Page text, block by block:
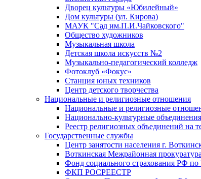
Дворец культуры «Юбилейный»
Дом культуры (ул. Кирова)
МАУК "Сад им.П.И.Чайковского"
Общество художников
Музыкальная школа
Детская школа искусств №2
Музыкально-педагогический колледж
Фотоклуб «Фокус»
Станция юных техников
Центр детского творчества
Национальные и религиозные отношения
Национальные и религиозные
Национально-культурные
Реестр религиозных объединений на
Государственные службы
Центр занятости населения г.
Воткинская Межрайонная прокуратура
Фонд социального страхования РФ по
ФКП РОСРЕЕСТР